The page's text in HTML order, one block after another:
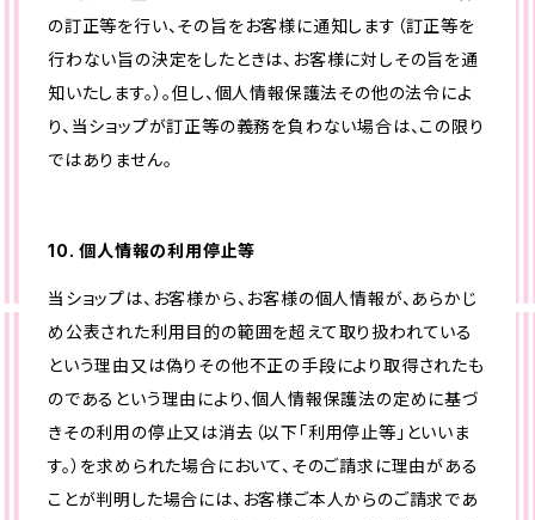
の訂正等を行い、その旨をお客様に通知します（訂正等を
行わない旨の決定をしたときは、お客様に対しその旨を通
知いたします。）。但し、個人情報保護法その他の法令によ
り、当ショップが訂正等の義務を負わない場合は、この限り
ではありません。
10. 個人情報の利用停止等
当ショップは、お客様から、お客様の個人情報が、あらかじ
め公表された利用目的の範囲を超えて取り扱われている
という理由又は偽りその他不正の手段により取得されたも
のであるという理由により、個人情報保護法の定めに基づ
きその利用の停止又は消去（以下「利用停止等」といいま
す。）を求められた場合において、そのご請求に理由がある
ことが判明した場合には、お客様ご本人からのご請求であ